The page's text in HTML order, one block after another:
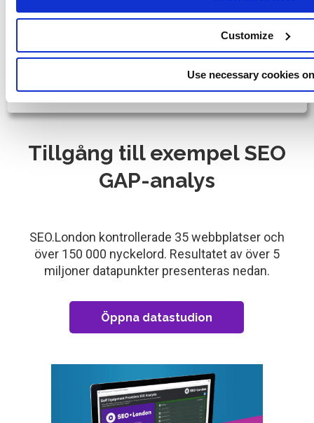
Customize
Use necessary cookies
Seo Audit - Bästa SEO-verktyg direkt
Wordpress
Vad gör Yoast SEO?
Tillgång till exempel SEO
GAP-analys
SEO.London kontrollerade 35 webbplatser och
över 150 000 nyckelord. Resultatet av över 5
miljoner datapunkter presenteras nedan.
Öppna datastudion